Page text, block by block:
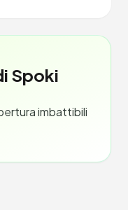
Spoki
imbattibili